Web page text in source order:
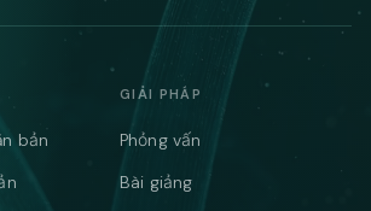
bản
GIẢI PHÁP
Phỏng vấn
Bài giảng